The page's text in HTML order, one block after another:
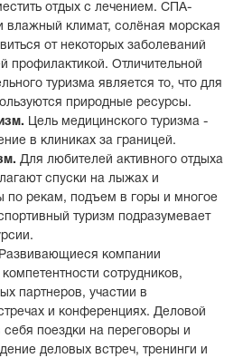
отдых с лечением. СПА-
влажный климат, солёная морская
от некоторых заболеваний
профилактикой. Отличительной
туризма является то, что для
природные ресурсы.
Цель медицинского туризма -
в клиниках за границей.
Для любителей активного отдыха
спуски на лыжах и
по рекам, подъем в горы и многое
туризм подразумевает
компании
сотрудников,
партнеров, участии в
и конференциях. Деловой
себя поездки на переговоры и
деловых встреч, тренинги и